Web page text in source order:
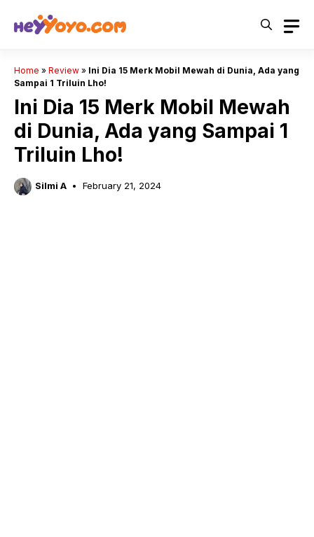
Home » Review » Ini Dia 15 Merk Mobil Mewah di Dunia, Ada yang
Sampai 1 Triluin Lho!
Ini Dia 15 Merk Mobil Mewah
di Dunia, Ada yang Sampai 1
Triluin Lho!
Silmi A February 21, 2024